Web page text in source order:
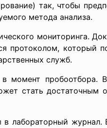
так, чтобы
метода анализа.
мониторинга.
протоколом, который
служб.
момент пробоотбора.
стать достаточным
лабораторный журнал.